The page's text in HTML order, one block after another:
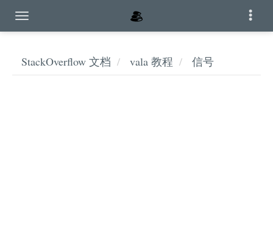
StackOverflow 文档 vala 教程 信号